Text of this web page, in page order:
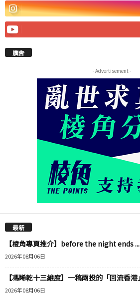
廣告
- Advertisement -
最新
【棱角專頁推介】before the night ends ...
2026年08月06日
【馮睎乾十三維度】一稿兩投的「回流香
2026年08月06日